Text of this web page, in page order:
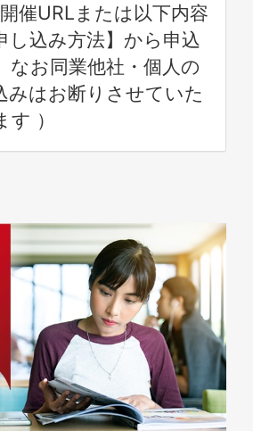
催URLまたは以下内容
し込み方法】から申込
なお同業他社・個人の
みはお断りさせていた
）